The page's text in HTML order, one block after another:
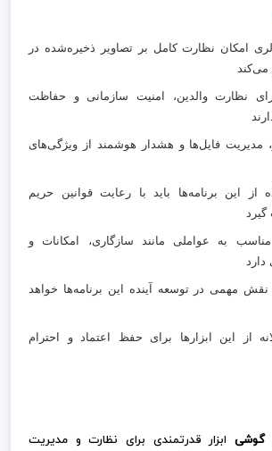
امکان نظارت کامل بر تصاویر ذخیره‌شده در
می‌کند
برای نظارت والدین، امنیت سازمانی و حفاظت
مدیریت فایل‌ها و هشدار هوشمند از ویژگی‌های
از این برنامه‌ها باید با رعایت قوانین حریم
مناسب به عواملی مانند سازگاری، امکانات و
دارد
مهمی در توسعه آینده این برنامه‌ها خواهد
از این ابزارها برای حفظ اعتماد و احترام
گوشی ابزار قدرتمندی برای نظارت و مدیریت